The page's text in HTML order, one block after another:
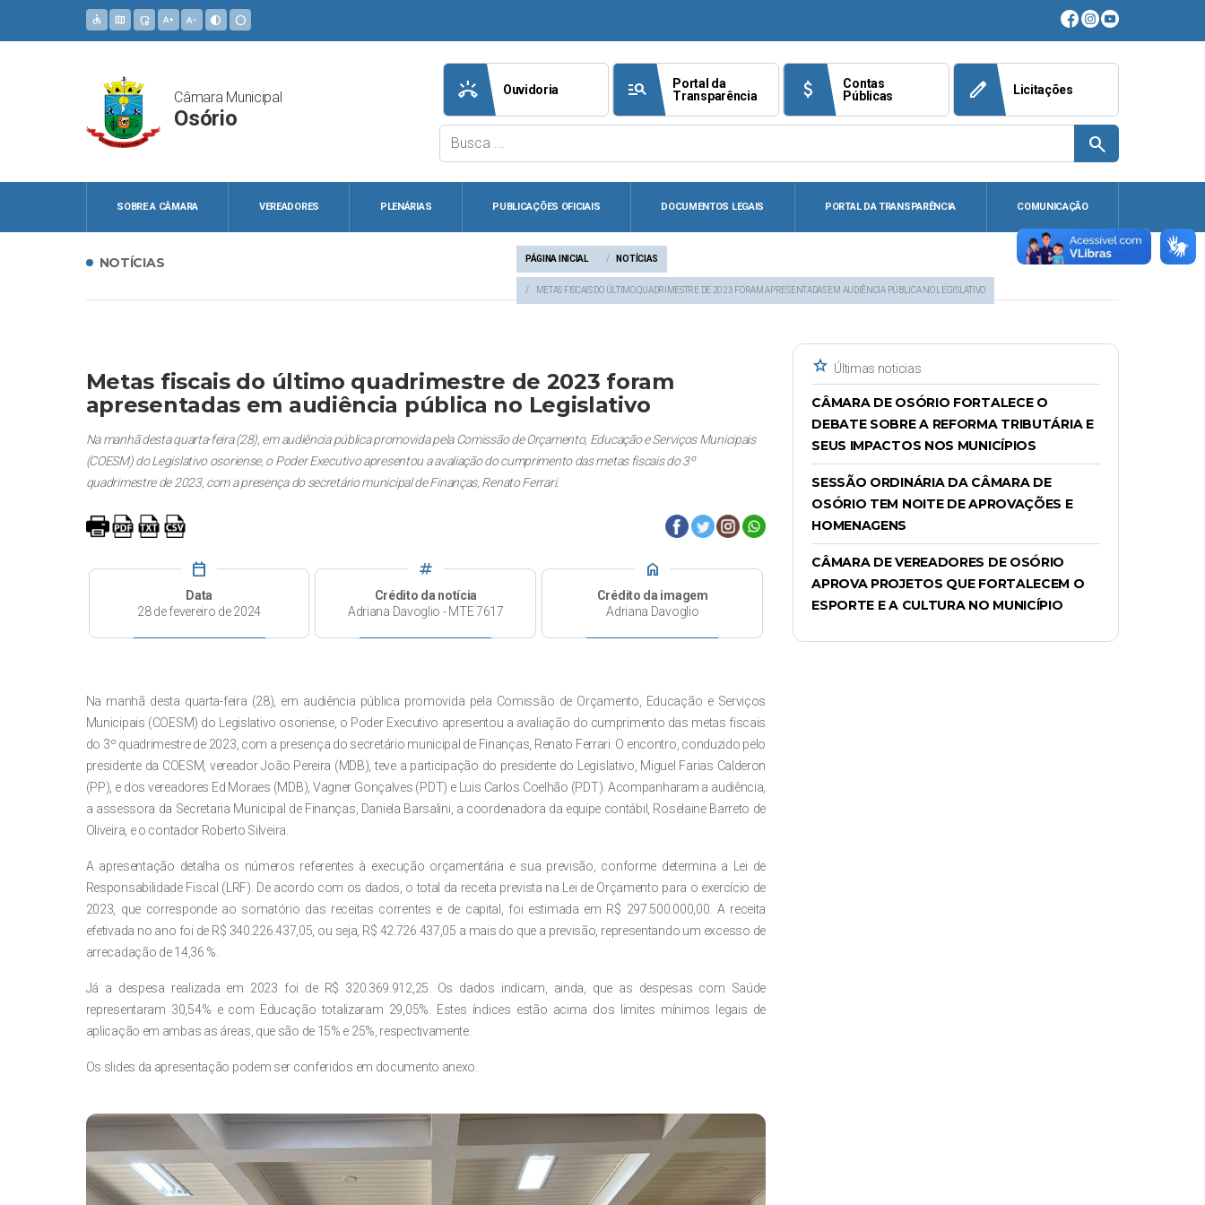
accessible map admin_panel_settings text_increase text_decrease contrast circle
Câmara Municipal
Osório
ring_volume Ouvidoria manage_search
Portal da
Transparência
attach_money
Contas
Públicas
edit Licitações
search
SOBRE A CÂMARA VEREADORES PLENÁRIAS PUBLICAÇÕES OFICIAIS DOCUMENTOS LEGAIS PORTAL DA TRANSPARÊNCIA COMUNICAÇÃO
NOTÍCIAS PÁGINA INICIAL NOTÍCIAS
METAS FISCAIS DO ÚLTIMO QUADRIMESTRE DE 2023 FORAM APRESENTADAS EM AUDIÊNCIA PÚBLICA NO LEGISLATIVO
Metas fiscais do último quadrimestre de 2023 foram
apresentadas em audiência pública no Legislativo
Na manhã desta quarta-feira (28), em audiência pública promovida pela Comissão de Orçamento, Educação e Serviços Municipais
(COESM) do Legislativo osoriense, o Poder Executivo apresentou a avaliação do cumprimento das metas fiscais do 3º
quadrimestre de 2023, com a presença do secretário municipal de Finanças, Renato Ferrari.
calendar_today
Data
28 de fevereiro de 2024
tag
Crédito da notícia
Adriana Davoglio - MTE 7617
home
Crédito da imagem
Adriana Davoglio
Na manhã desta quarta-feira (28), em audiência pública promovida pela Comissão de Orçamento, Educação e Serviços
Municipais (COESM) do Legislativo osoriense, o Poder Executivo apresentou a avaliação do cumprimento das metas fiscais
do 3º quadrimestre de 2023, com a presença do secretário municipal de Finanças, Renato Ferrari. O encontro, conduzido pelo
presidente da COESM, vereador João Pereira (MDB), teve a participação do presidente do Legislativo, Miguel Farias Calderon
(PP), e dos vereadores Ed Moraes (MDB), Vagner Gonçalves (PDT) e Luis Carlos Coelhão (PDT). Acompanharam a audiência,
a assessora da Secretaria Municipal de Finanças, Daniela Barsalini, a coordenadora da equipe contábil, Roselaine Barreto de
Oliveira, e o contador Roberto Silveira.
A apresentação detalha os números referentes à execução orçamentária e sua previsão, conforme determina a Lei de
Responsabilidade Fiscal (LRF). De acordo com os dados, o total da receita prevista na Lei de Orçamento para o exercício de
2023, que corresponde ao somatório das receitas correntes e de capital, foi estimada em R$ 297.500.000,00. A receita
efetivada no ano foi de R$ 340.226.437,05, ou seja, R$ 42.726.437,05 a mais do que a previsão, representando um excesso de
arrecadação de 14,36 %.
Já a despesa realizada em 2023 foi de R$ 320.369.912,25. Os dados indicam, ainda, que as despesas com Saúde
representaram 30,54% e com Educação totalizaram 29,05%. Estes índices estão acima dos limites mínimos legais de
aplicação em ambas as áreas, que são de 15% e 25%, respectivamente.
Os slides da apresentação podem ser conferidos em documento anexo.
star Últimas noticias
CÂMARA DE OSÓRIO FORTALECE O
DEBATE SOBRE A REFORMA TRIBUTÁRIA E
SEUS IMPACTOS NOS MUNICÍPIOS
SESSÃO ORDINÁRIA DA CÂMARA DE
OSÓRIO TEM NOITE DE APROVAÇÕES E
HOMENAGENS
CÂMARA DE VEREADORES DE OSÓRIO
APROVA PROJETOS QUE FORTALECEM O
ESPORTE E A CULTURA NO MUNICÍPIO